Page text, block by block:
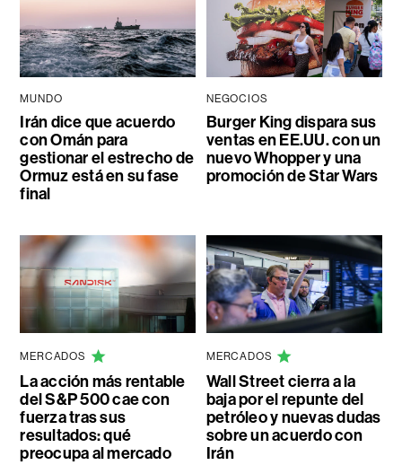
MUNDO
Irán dice que acuerdo
con Omán para
gestionar el estrecho de
Ormuz está en su fase
final
NEGOCIOS
Burger King dispara sus
ventas en EE.UU. con un
nuevo Whopper y una
promoción de Star Wars
MERCADOS
La acción más rentable
del S&P 500 cae con
fuerza tras sus
resultados: qué
preocupa al mercado
MERCADOS
Wall Street cierra a la
baja por el repunte del
petróleo y nuevas dudas
sobre un acuerdo con
Irán